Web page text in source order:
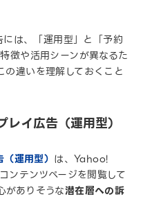
は、「運用型」と「予約
徴や活用シーンが異なるた
違いを理解しておくこと
イ広告（運用型）
運用型） は、Yahoo!
ンテンツページを閲覧して
がありそうな潜在層への訴